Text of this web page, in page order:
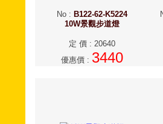
No: B122-62-K5224
10W景觀步道燈
定 價: 20640
優惠價: 3440